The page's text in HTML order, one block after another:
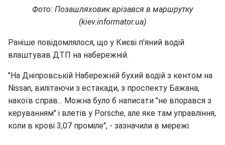
Фото: Позашляховик врізався в маршрутку
(kiev.informator.ua)
Раніше повідомлялося, що у Києві п'яний водій
влаштував ДТП на набережній.
"На Дніпровській Набережній бухий водій з кентом на
Nissan, вилітаючи з естакади, з проспекту Бажана,
накоїв справ... Можна було б написати "не впорався з
керуванням" і влетів у Porsche, але яке там управління,
коли в крові 3,07 проміле", - зазначили в мережі.